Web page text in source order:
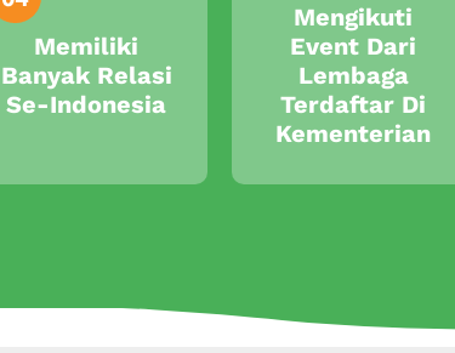
Memiliki
Banyak Relasi
Se-Indonesia
Mengikuti
Event Dari
Lembaga
Terdaftar Di
Kementerian